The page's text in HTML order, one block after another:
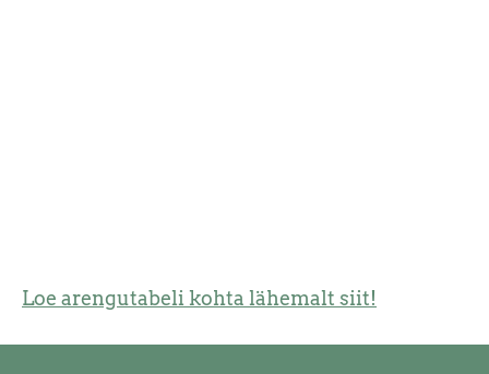
Loe arengutabeli kohta lähemalt siit!